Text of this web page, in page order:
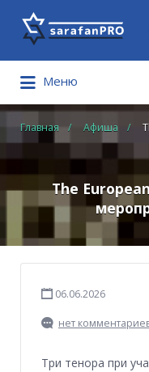
Что
Вы
ищете?
Меню
Главная Афиша
The
06.06.2026
нет
Три тенора при